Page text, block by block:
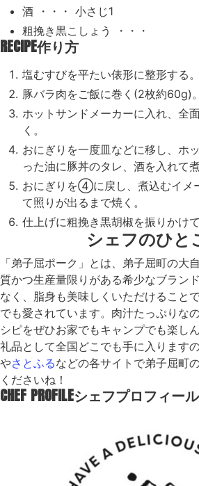
酒 ・・・ 小さじ1
粗挽き黒こしょう ・・・
RECIPE作り方
塩むすびを平たい俵形に整形する。
豚バラ肉をご飯に巻く(2枚約60g)。
ホットサンドメーカーに入れ、全
く。
おにぎりを一度皿などに移し、ホ
った油に豚丼のタレ、酒を入れて
おにぎりを④に戻し、煮込むイメ
て照りが出るまで焼く。
仕上げに粗挽き黒胡椒を振りかけて
シェフのひと
「弟子屈ポーク」とは、弟子屈町の大
質かつ生産量限りがある希少なブラン
なく、脂身も美味しくいただけること
でも愛されています。肉汁たっぷりな
シピをぜひお家でもキャンプでも楽し
礼品として全国どこでも手に入りますの
やさとふるなどの各サイトで弟子屈町
くださいね！
CHEF PROFILEシェフプロフィール